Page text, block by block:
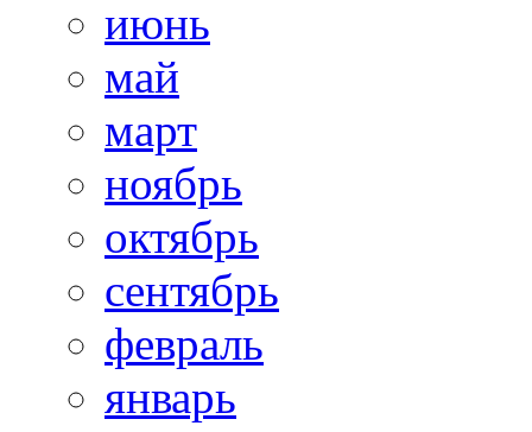
июнь
май
март
ноябрь
октябрь
сентябрь
февраль
январь